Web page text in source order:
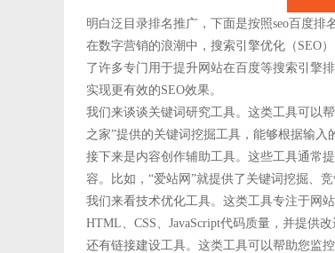
明白泛目录排名推广，下面是按照seo百度排
在数字营销的浪潮中，搜索引擎优化（SEO
了许多专门用于提升网站在百度等搜索引擎
实现更有效的SEO效果。
我们来谈谈关键词研究工具。这类工具可以
之家”提供的关键词挖掘工具，能够根据输入
接下来是内容创作辅助工具。这些工具通常
容。比如，“爱站网”就提供了关键词挖掘、
我们来看技术优化工具。这类工具专注于网
HTML、CSS、JavaScript代码质量，并提供改
还有链接建设工具。这类工具可以帮助您监